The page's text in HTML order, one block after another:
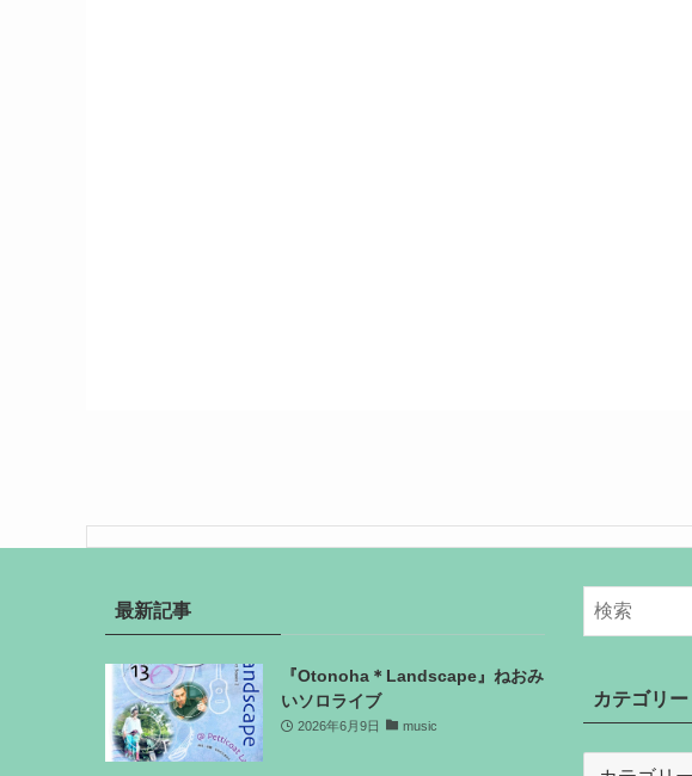
最新記事
『Otonoha＊Landscape』ねおみ
いソロライブ
2026年6月9日 music
カテゴリー